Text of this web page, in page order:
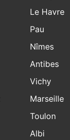
Le Havre
Pau
Nîmes
Antibes
Vichy
Marseille
Toulon
Albi